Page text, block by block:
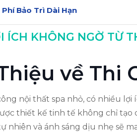
Phí Bảo Trì Dài Hạn
Lợi Ích Thi Công Nội Thất
ÍCH KHÔNG NGỜ TỪ
về Thi
nội thất spa nhỏ, có nhiều
thiết kế tinh tế không chỉ tạo
nhiên và ánh sáng dịu nhẹ sẽ